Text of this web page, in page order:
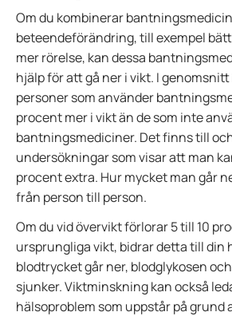
Om du kombinerar
beteendeförändring, till exempel
mer rörelse, kan dessa
hjälp för att gå ner i vikt. I
personer som använder
procent mer i vikt än de som inte
bantningsmediciner. Det finns till
undersökningar som visar att man
procent extra. Hur mycket man går
från person till person.
Om du vid övervikt förlorar 5 till 10
ursprungliga vikt, bidrar detta till din
blodtrycket går ner, blodglykosen
sjunker. Viktminskning kan också
hälsoproblem som uppstår på grund